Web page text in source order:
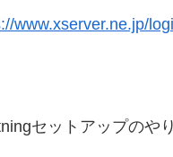
www.xserver.ne.jp/
セットアップのや